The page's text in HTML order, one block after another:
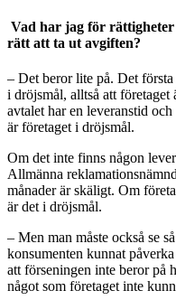
Vad har jag för
rätt att ta ut avgiften?
– Det beror lite på. Det första
i dröjsmål, alltså att
avtalet har en leveranstid
är företaget i dröjsmål.
Om det inte finns någon
Allmänna
månader är skäligt. Om
är det i dröjsmål.
– Men man måste också se
konsumenten kunnat
att förseningen inte beror på
något som företaget inte